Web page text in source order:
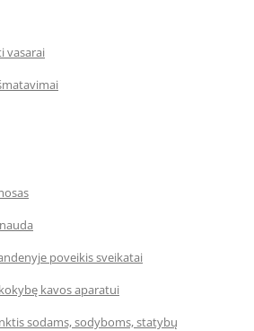
vasarai
poveikis sveikatai
kavos aparatui
sodams, sodyboms, statybų